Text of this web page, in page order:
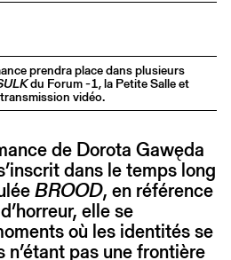
prendra place dans plusieurs
du Forum -1, la Petite Salle et
vidéo.
de Dorota Gawęda
dans le temps long
BROOD, en référence
elle se
où les identités se
pas une frontière